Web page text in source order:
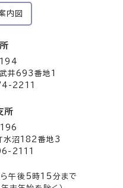
内図
井693番地1
2211
所
水沼182番地3
2111
午後5時15分まで